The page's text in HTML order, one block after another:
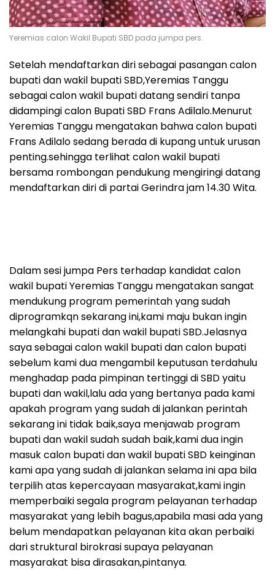
Yeremias calon Wakil Bupati SBD pada jumpa pers.
Setelah mendaftarkan diri sebagai pasangan calon
bupati dan wakil bupati SBD,Yeremias Tanggu
sebagai calon wakil bupati datang sendiri tanpa
didampingi calon Bupati SBD Frans Adilalo.Menurut
Yeremias Tanggu mengatakan bahwa calon bupati
Frans Adilalo sedang berada di kupang untuk urusan
penting.sehingga terlihat calon wakil bupati
bersama rombongan pendukung mengiringi datang
mendaftarkan diri di partai Gerindra jam 14.30 Wita.
Dalam sesi jumpa Pers terhadap kandidat calon
wakil bupati Yeremias Tanggu mengatakan sangat
mendukung program pemerintah yang sudah
diprogramkqn sekarang ini,kami maju bukan ingin
melangkahi bupati dan wakil bupati SBD.Jelasnya
saya sebagai calon wakil bupati dan calon bupati
sebelum kami dua mengambil keputusan terdahulu
menghadap pada pimpinan tertinggi di SBD yaitu
bupati dan wakil,lalu ada yang bertanya pada kami
apakah program yang sudah di jalankan perintah
sekarang ini tidak baik,saya menjawab program
bupati dan wakil sudah sudah baik,kami dua ingin
masuk calon bupati dan wakil bupati SBD keinginan
kami apa yang sudah di jalankan selama ini apa bila
terpilih atas kepercayaan masyarakat,kami ingin
memperbaiki segala program pelayanan terhadap
masyarakat yang lebih bagus,apabila masi ada yang
belum mendapatkan pelayanan kita akan perbaiki
dari struktural birokrasi supaya pelayanan
masyarakat bisa dirasakan,pintanya.